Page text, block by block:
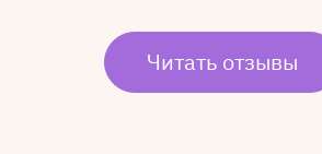
Читать отзывы